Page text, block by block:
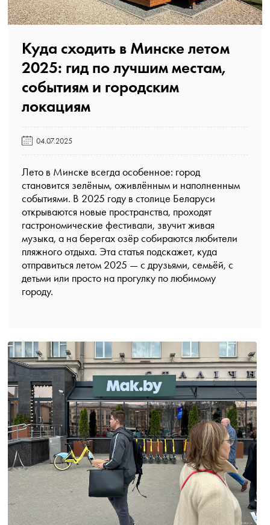
Куда сходить в Минске летом
2025: гид по лучшим местам,
событиям и городским
локациям️
04.07.2025
Лето в Минске всегда особенное: город
становится зелёным, оживлённым и наполненным
событиями. В 2025 году в столице Беларуси
открываются новые пространства, проходят
гастрономические фестивали, звучит живая
музыка, а на берегах озёр собираются любители
пляжного отдыха. Эта статья подскажет, куда
отправиться летом 2025 — с друзьями, семьёй, с
детьми или просто на прогулку по любимому
городу.